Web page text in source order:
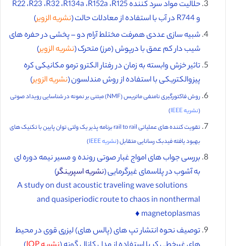
حلالیت مواد سرد کننده R22 ،R23 ،R32 ،R134a ،R152a ،R125
و R744 در آب با استفاده از معادلات حالت (
نشریه الزویر)
شبیه سازی عددی همرفت مختلط آرام دو – پخشی در حفره های
شیب دار کم عمق با درپوش (مرز) متحرک (نشریه الزویر)
تاثیر خزش وابسته به زمان در رفتار الکترو ترمو مکانیکی کره
پیزوالکتریکی با استفاده از روش مندلسون (نشریه الزویر)
روش فاکتورگیری نامنفی ماتریس (NMF) مبتنی بر نمونه در شناسایی رویداد صوتی
(نشریه IEEE
)
تقویت کننده های عملیاتی rail to rail برنامه پذیر یک ولتی توان پایین با تکنیک های
بهبود یافته فیدبک رسانایی متقابل (نشریه IEEE )
بررسی جواب های امواج غبار صوتی رونده و مسیر نیمه دوره ای
به آشوب در پلاسمای غیرگرمایی (نشریه اسپرینگر)
A study on dust acoustic traveling wave solutions
and quasiperiodic route to chaos in nonthermal
magnetoplasmas ♦️
توصیف نحوه انتشار تپ های (پالس های) لیزری قوی در محیط